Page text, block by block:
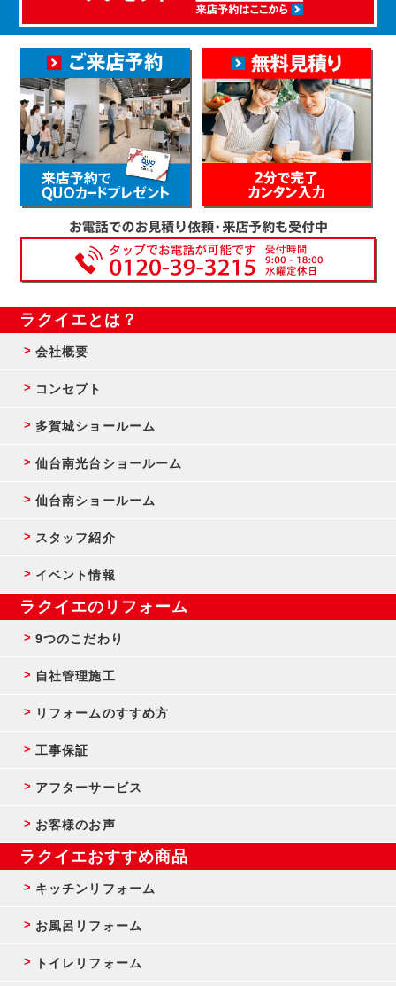
ラクイエとは？
会社概要
コンセプト
多賀城ショールーム
仙台南光台ショールーム
仙台南ショールーム
スタッフ紹介
イベント情報
ラクイエのリフォーム
9つのこだわり
自社管理施工
リフォームのすすめ方
工事保証
アフターサービス
お客様のお声
ラクイエおすすめ商品
キッチンリフォーム
お風呂リフォーム
トイレリフォーム